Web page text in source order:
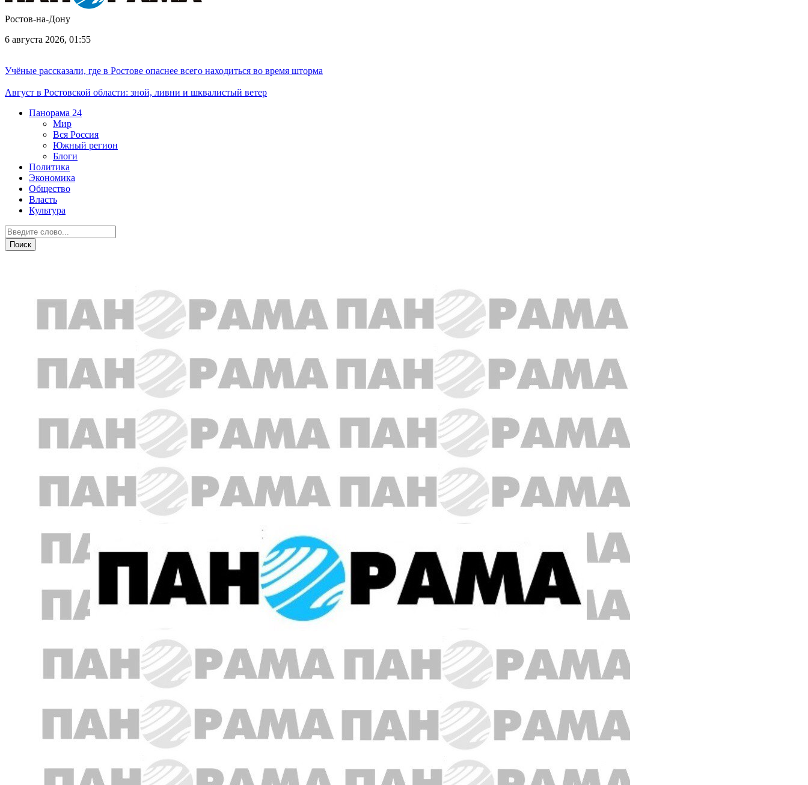
Ростов-на-Дону
6 августа 2026, 01:55
Учёные рассказали, где в Ростове опаснее всего находиться во время шторма
Август в Ростовской области: зной, ливни и шквалистый ветер
Панорама 24
Мир
Вся Россия
Южный регион
Блоги
Политика
Экономика
Общество
Власть
Культура